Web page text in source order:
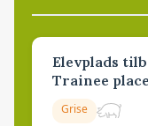
Elevplads
Trainee
Grise